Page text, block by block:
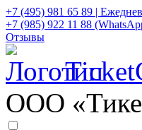
+7 (495) 981 65 89 |
+7 (985) 922 11 88
Отзывы
ООО